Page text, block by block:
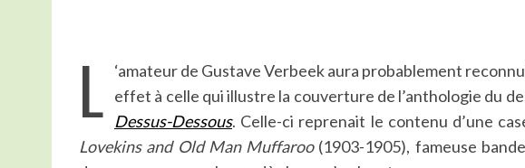
L ‘amateur de Gustave Verbeek aura probablement
effet à celle qui illustre la couverture de l’anthologie du
Dessus-Dessous. Celle-ci reprenait le contenu d’une
Lovekins and Old Man Muffaroo(1903-1905), fameuse